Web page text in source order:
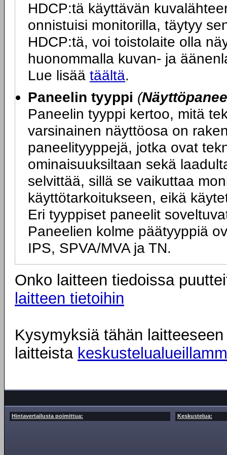
HDCP:tä käyttävän
onnistuisi monitorilla, täytyy
HDCP:tä, voi toistolaite olla
huonommalla kuvan- ja
Lue lisää täältä.
Paneelin tyyppi (
Paneelin tyyppi kertoo, mitä
varsinainen näyttöosa on
paneelityyppejä, jotka ovat
ominaisuuksiltaan sekä
selvittää, sillä se vaikuttaa
käyttötarkoitukseen, eikä
Eri tyyppiset paneelit
Paneelien kolme päätyyppiä
IPS, SPVA/MVA ja TN.
Onko laitteen tiedoissa
laitteen tietoihin
Kysymyksiä tähän
laitteista
Hintavertailusta poimittua: Keskustelua: